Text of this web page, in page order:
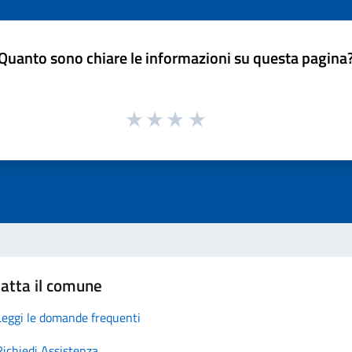
sono chiare le informazioni su questa
il comune
le domande frequenti